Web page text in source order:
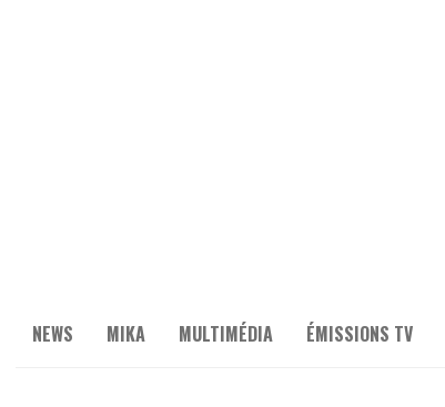
NEWS MIKA MULTIMÉDIA ÉMISSIONS TV